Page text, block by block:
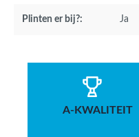
Plinten er bij?: Ja
A-KWALITEIT